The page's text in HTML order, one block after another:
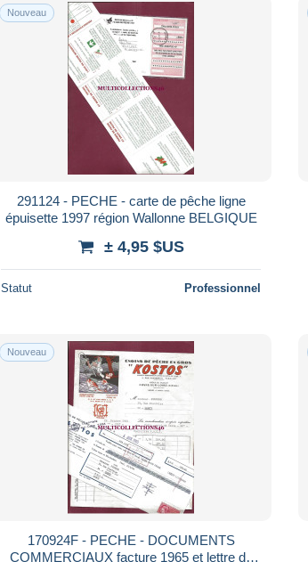
Nouveau
291124 - PECHE - carte de pêche ligne
épuisette 1997 région Wallonne BELGIQUE
± 4,95 $US
Statut Professionnel
Nouveau
170924F - PECHE - DOCUMENTS
COMMERCIAUX facture 1965 et lettre de